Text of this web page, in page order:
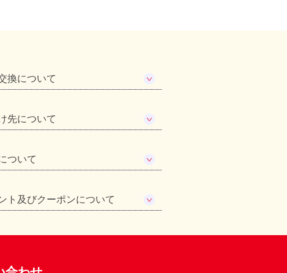
換について
先について
ついて
ト及びクーポンについて